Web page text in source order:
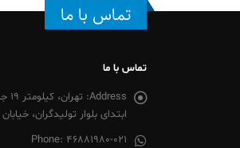
تماس با ما
تماس با ما
Address:
ابتدای بلوار تولیدگران،
Phone: 46881980-021